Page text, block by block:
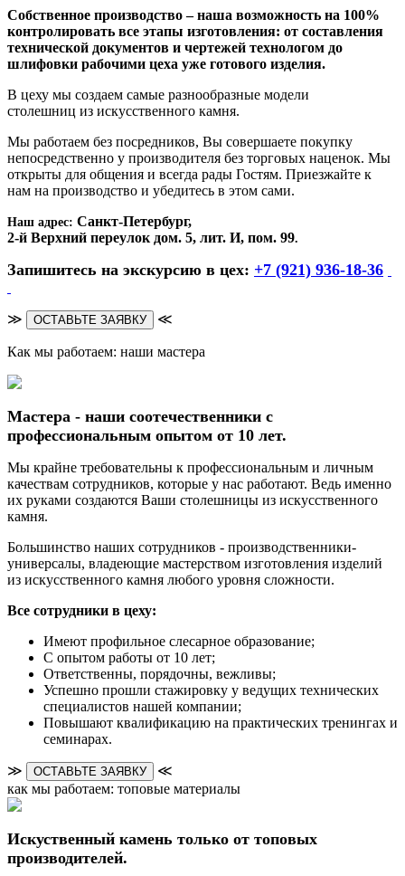
Собственное производство – наша возможность на 100%
контролировать все этапы изготовления: от составления
технической документов и чертежей технологом до
шлифовки рабочими цеха уже готового изделия.
В цеху мы создаем самые разнообразные модели
столешниц из искусственного камня.
Мы работаем без посредников, Вы совершаете покупку
непосредственно у производителя без торговых наценок. Мы
открыты для общения и всегда рады Гостям. Приезжайте к
нам на производство и убедитесь в этом сами.
Наш адрес: Санкт-Петербург,
2-й Верхний переулок дом. 5, лит. И, пом. 99.
Запишитесь на экскурсию в цех: +7 (921) 936-18-36
≫ ОСТАВЬТЕ ЗАЯВКУ ≪
Как мы работаем: наши мастера
Мастера - наши соотечественники с
профессиональным опытом от 10 лет.
Мы крайне требовательны к профессиональным и личным
качествам сотрудников, которые у нас работают. Ведь именно
их руками создаются Ваши столешницы из искусственного
камня.
Большинство наших сотрудников - производственники-
универсалы, владеющие мастерством изготовления изделий
из искусственного камня любого уровня сложности.
Все сотрудники в цеху:
Имеют профильное слесарное образование;
С опытом работы от 10 лет;
Ответственны, порядочны, вежливы;
Успешно прошли стажировку у ведущих технических
специалистов нашей компании;
Повышают квалификацию на практических тренингах и
семинарах.
≫ ОСТАВЬТЕ ЗАЯВКУ
≪
как мы работаем: топовые материалы
Искуственный камень только от топовых
производителей.